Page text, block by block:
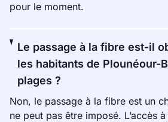
pour le moment.
Le passage à la fibre est-il
les habitants de Plounéour-
plages ?
Non, le passage à la fibre est un
ne peut pas être imposé. L’accès